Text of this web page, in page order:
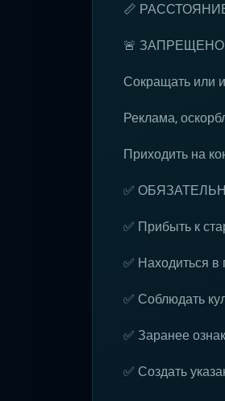
📏
🚨
Сокращать или
Реклама,
Приходить на
✅
✅ Прибыть к
✅ Находиться в
✅ Соблюдать
✅ Заранее
✅ Создать